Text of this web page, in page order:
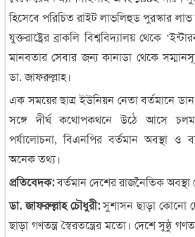
হিসেবে পরিচিত রাইট লাভলিহুড পুরস্কার
যুক্তরাষ্ট্রের ব্রাকলি বিশ্ববিদ্যালয় থেকে
মানবতার সেবার জন্য কানাডা থেকে
ডা. জাফরুল্লাহ।
এক সময়ের ছাত্র ইউনিয়ন নেতা বর্তমানে
সঙ্গে দীর্ঘ কথোপকথনে উঠে আসে
পর্যালোচনা, বিএনপির বর্তমান অবস্থা ও
অনেক তথ্য।
প্রতিবেদক:বর্তমান দেশের রাজনৈতিক
ডা. জাফরুল্লাহ চৌধুরী:সুশাসন ছাড়া কোনো
ছাড়া গণতন্ত্র স্বৈরতন্ত্রের মতো। দেশে সুষ্ঠু